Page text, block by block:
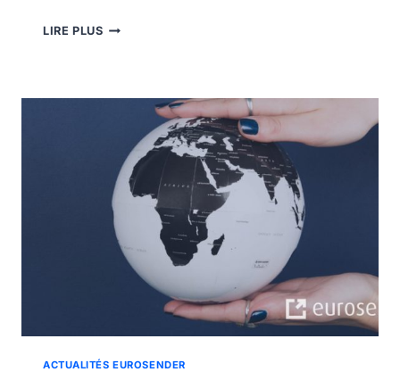
LIRE PLUSLISTE
|
EXPÉDITION
INTERNATIONALE
ACTUALITÉS EUROSENDER